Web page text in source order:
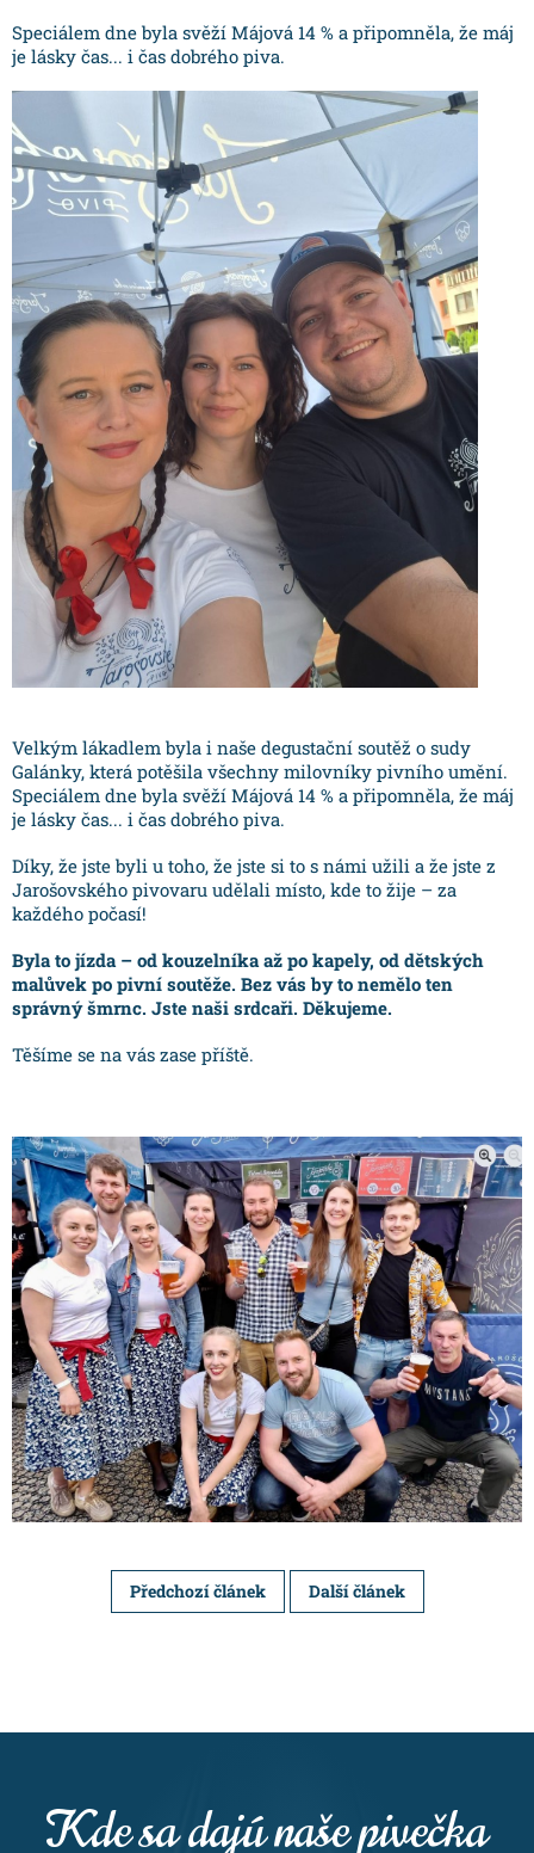
Speciálem dne byla svěží Májová 14 % a připomněla, že máj
je lásky čas... i čas dobrého piva.
Velkým lákadlem byla i naše degustační soutěž o sudy
Galánky, která potěšila všechny milovníky pivního umění.
Speciálem dne byla svěží Májová 14 % a připomněla, že máj
je lásky čas... i čas dobrého piva.
Díky, že jste byli u toho, že jste si to s námi užili a že jste z
Jarošovského pivovaru udělali místo, kde to žije – za
každého počasí!
Byla to jízda – od kouzelníka až po kapely, od dětských
malůvek po pivní soutěže. Bez vás by to nemělo ten
správný šmrnc. Jste naši srdcaři. Děkujeme.
Těšíme se na vás zase příště.
Předchozí článek Další článek
Kde sa dajú naše pivečka